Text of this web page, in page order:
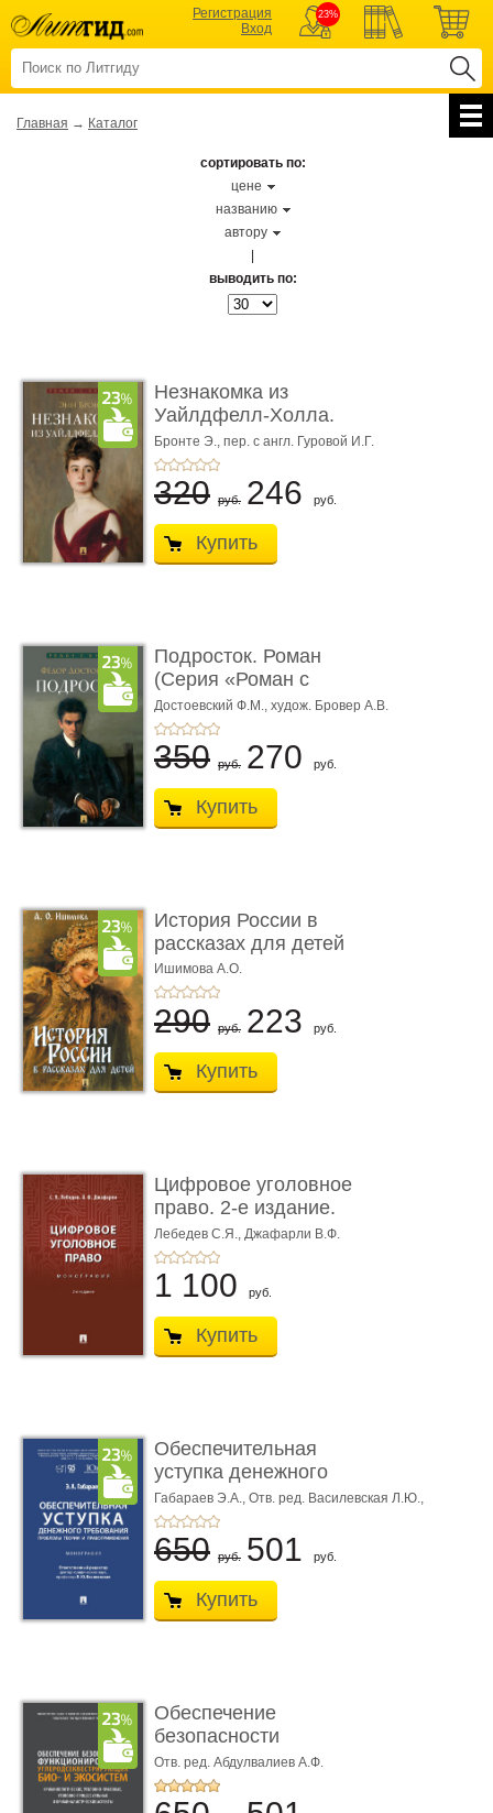
Регистрация
Вход
23%
Главная → Каталог
сортировать по:
цене
названию
автору
выводить по:
Незнакомка из
Уайлдфелл-Холла.
Роман (Серия «Р� ...
Бронте Э., пер. с англ. Гуровой И.Г.
320 руб. 246 руб.
Купить
Подросток. Роман
(Серия «Роман с
книгой»)
Достоевский Ф.М., худож. Бровер А.В.
350 руб. 270 руб.
Купить
История России в
рассказах для детей
Ишимова А.О.
290 руб. 223 руб.
Купить
Цифровое уголовное
право. 2-е издание.
Монограф ...
Лебедев С.Я., Джафарли В.Ф.
1 100 руб.
Купить
Обеспечительная
уступка денежного
требования ...
Габараев Э.А., Отв. ред. Василевская Л.Ю.,
вступ. сл. Каретина М.Г.
650 руб. 501 руб.
Купить
Обеспечение
безопасности
функционирования уг
...
Отв. ред. Абдулвалиев А.Ф.